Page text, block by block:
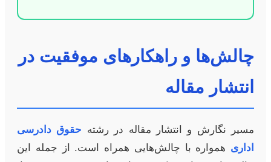
چالش‌ها و راهکارهای موفقیت در
انتشار مقاله
مسیر نگارش و انتشار مقاله در رشته حقوق دادرسی
اداری همواره با چالش‌هایی همراه است. از جمله این